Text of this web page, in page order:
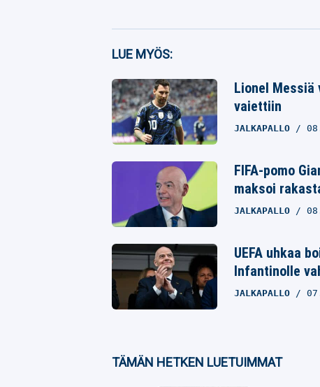
Facebook
Twitter
Whatsapp
LUE MYÖS:
Lionel Messiä
vaiettiin
JALKAPALLO
FIFA-pomo
maksoi
JALKAPALLO
UEFA uhkaa
Infantinolle
JALKAPALLO
TÄMÄN HETKEN LUETUIMMAT